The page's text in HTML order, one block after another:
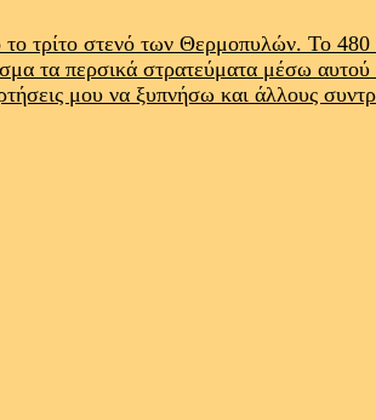
τρίτο στενό των Θερμοπυλών. Το
τα περσικά στρατεύματα μέσω
μου να ξυπνήσω και άλλους